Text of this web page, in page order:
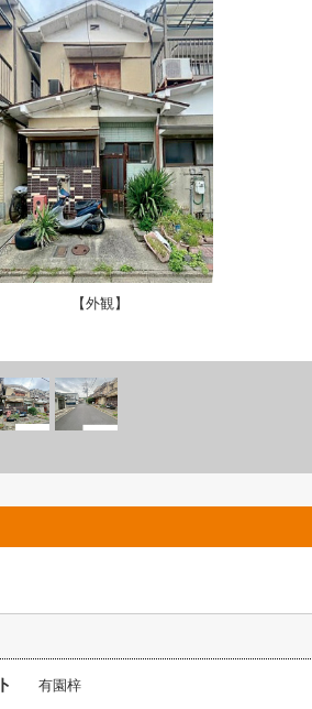
【外観】
有園梓